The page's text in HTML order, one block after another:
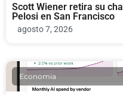
Scott Wiener retira su
Pelosi en San Francisco
agosto 7, 2026
Economia